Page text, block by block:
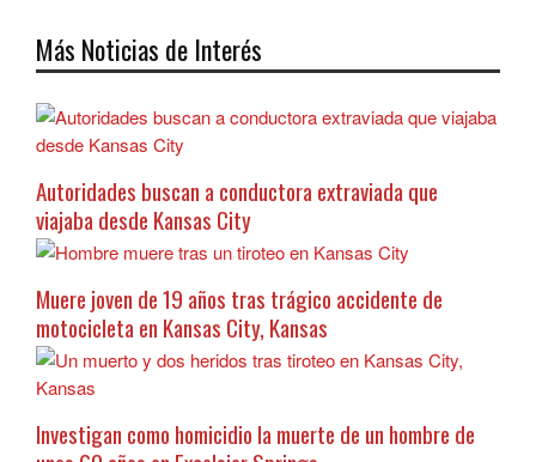
Más Noticias de Interés
Autoridades buscan a conductora extraviada que
viajaba desde Kansas City
Muere joven de 19 años tras trágico accidente de
motocicleta en Kansas City, Kansas
Investigan como homicidio la muerte de un hombre de